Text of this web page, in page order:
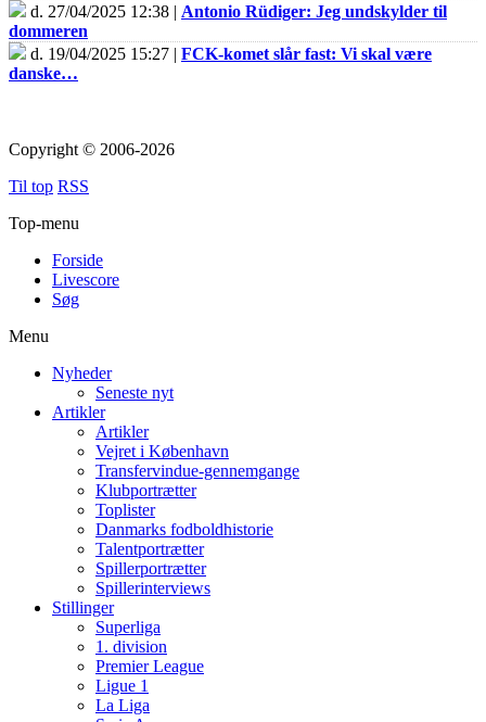
d. 27/04/2025 12:38 | Antonio Rüdiger: Jeg undskylder til
dommeren
d. 19/04/2025 15:27 | FCK-komet slår fast: Vi skal være
danske…
Copyright © 2006-2026
Til top RSS
Top-menu
Forside
Livescore
Søg
Menu
Nyheder
Seneste nyt
Artikler
Artikler
Vejret i København
Transfervindue-gennemgange
Klubportrætter
Toplister
Danmarks fodboldhistorie
Talentportrætter
Spillerportrætter
Spillerinterviews
Stillinger
Superliga
1. division
Premier League
Ligue 1
La Liga